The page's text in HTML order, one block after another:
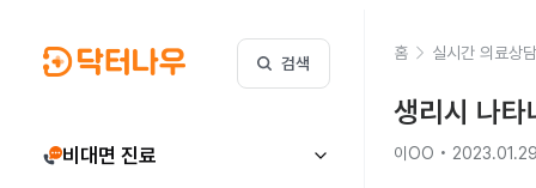
검색
비대면 진료
홈 실시간 의료상담
생리시 나타
이OO •